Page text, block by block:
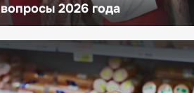
вопросы 2026 года